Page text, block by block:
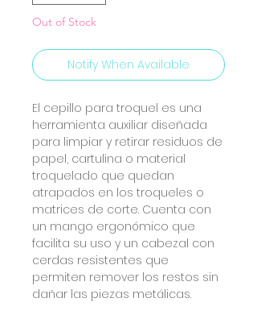
Out of Stock
Notify When Available
El cepillo para troquel es una
herramienta auxiliar diseñada
para limpiar y retirar residuos de
papel, cartulina o material
troquelado que quedan
atrapados en los troqueles o
matrices de corte. Cuenta con
un mango ergonómico que
facilita su uso y un cabezal con
cerdas resistentes que
permiten remover los restos sin
dañar las piezas metálicas.